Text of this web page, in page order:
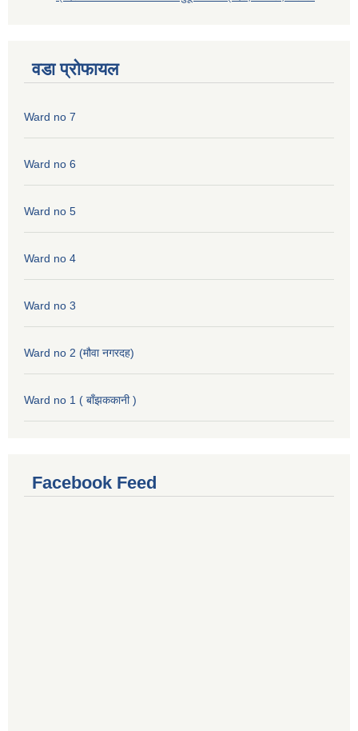
वडा प्रोफायल
Ward no 7
Ward no 6
Ward no 5
Ward no 4
Ward no 3
Ward no 2 (मौवा नगरदह)
Ward no 1 ( बाँझककानी )
Facebook Feed